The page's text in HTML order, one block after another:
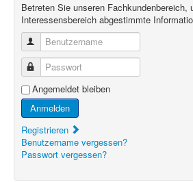
Betreten Sie unseren Fachkundenbereich,
Interessensbereich abgestimmte
Benutzername
Passwort
Angemeldet bleiben
Anmelden
Registrieren
Benutzername vergessen?
Passwort vergessen?